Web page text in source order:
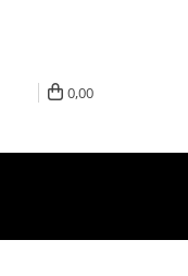
0,00